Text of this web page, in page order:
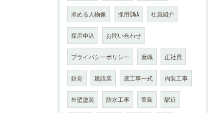
求める人物像 採用Q&A 社員紹介
採用申込 お問い合わせ
プライバシーポリシー 鳶職 正社員
鉄骨 建設業 鳶工事一式 内装工事
外壁塗装 防水工事 萱島 駅近